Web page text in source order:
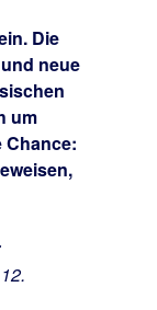
Die
neue
um
Chance: